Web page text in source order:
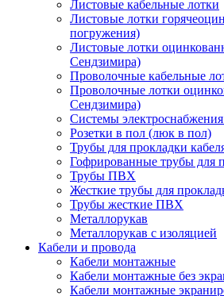
Листовые кабельные лотки
Листовые лотки
погружения)
Листовые лотки
Сендзимира)
Проволочные кабельные
Проволочные лотки
Сендзимира)
Системы
Розетки в пол (люк в пол)
Трубы для прокладки
Гофрированные трубы для
Трубы ПВХ
Жесткие трубы для
Трубы жесткие ПВХ
Металлорукав
Металлорукав с изоляцией
Кабели и провода
Кабели монтажные
Кабели монтажные без
Кабели монтажные